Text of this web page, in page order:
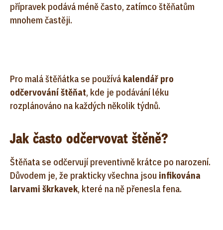
přípravek podává méně často, zatímco štěňatům
mnohem častěji.
Pro malá štěňátka se používá kalendář pro
odčervování štěňat, kde je podávání léku
rozplánováno na každých několik týdnů.
Jak často odčervovat štěně?
Štěňata se odčervují preventivně krátce po narození.
Důvodem je, že prakticky všechna jsou infikována
larvami škrkavek, které na ně přenesla fena.